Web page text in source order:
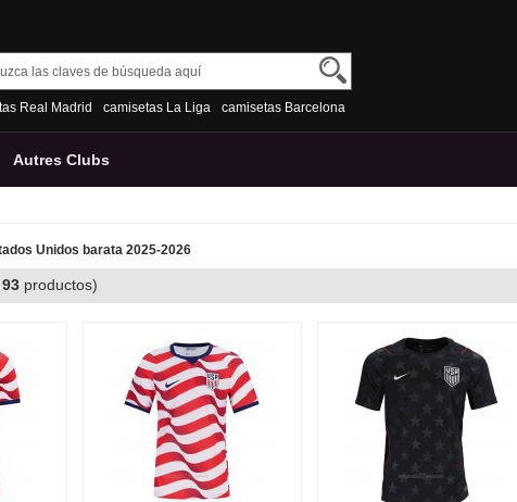
Real Madrid camisetas La Liga camisetas Barcelona
Autres Clubs
Unidos barata 2025-2026
93 productos)